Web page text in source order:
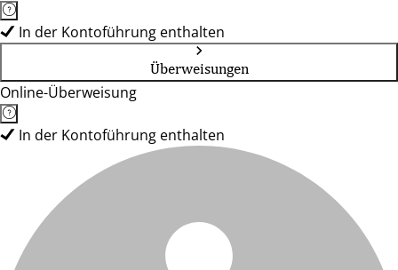
In der Kontoführung enthalten
Überweisungen
Online-Überweisung
In der Kontoführung enthalten